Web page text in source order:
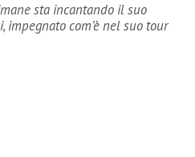
sta incantando il suo
com’è nel suo tour